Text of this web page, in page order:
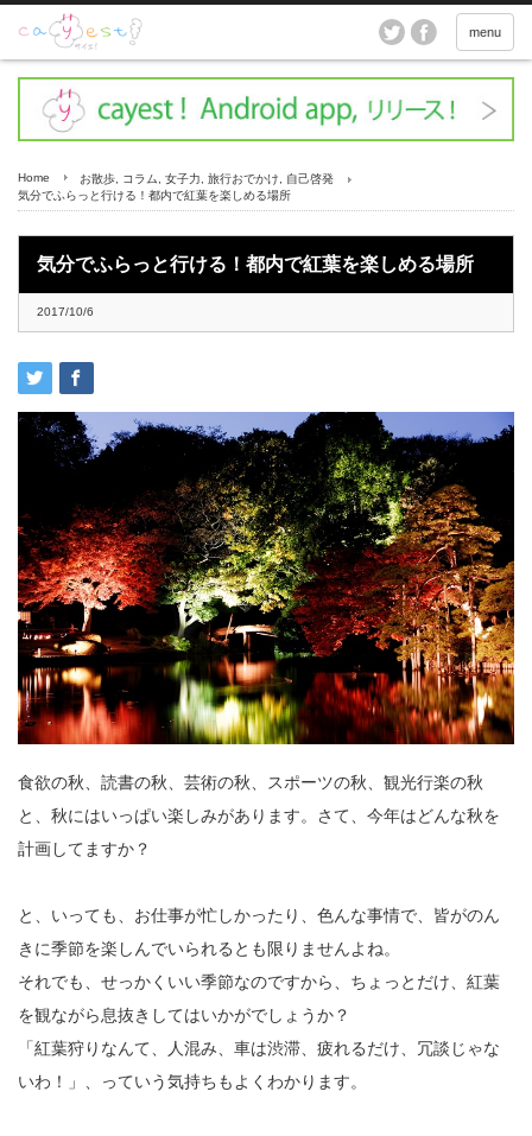
menu
Home お散歩 コラム 女子力 旅行おでかけ
自己啓発
気分でふらっと行ける！都内で紅葉を楽しめる場所
気分でふらっと行ける！都内で紅葉を楽しめる場所
2017/10/6
食欲の秋、読書の秋、芸術の秋、スポーツの秋、観光行楽の秋
と、秋にはいっぱい楽しみがあります。さて、今年はどんな秋を
計画してますか？
と、いっても、お仕事が忙しかったり、色んな事情で、皆がのん
きに季節を楽しんでいられるとも限りませんよね。
それでも、せっかくいい季節なのですから、ちょっとだけ、紅葉
を観ながら息抜きしてはいかがでしょうか？
「紅葉狩りなんて、人混み、車は渋滞、疲れるだけ、冗談じゃな
いわ！」、っていう気持ちもよくわかります。